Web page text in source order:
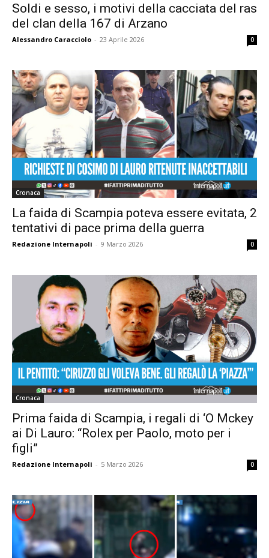
Soldi e sesso, i motivi della cacciata del ras
del clan della 167 di Arzano
Alessandro Caracciolo - 23 Aprile 2026 0
Cronaca
La faida di Scampia poteva essere evitata, 2
tentativi di pace prima della guerra
Redazione Internapoli - 9 Marzo 2026 0
Cronaca
Prima faida di Scampia, i regali di ‘O Mckey
ai Di Lauro: “Rolex per Paolo, moto per i
figli”
Redazione Internapoli - 5 Marzo 2026 0